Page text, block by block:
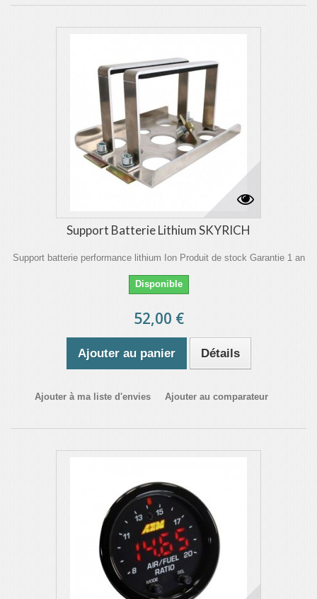
Support Batterie Lithium SKYRICH
Support batterie performance lithium Ion Produit de stock Garantie 1 an
Disponible
52,00 €
Ajouter au panier Détails
Ajouter à ma liste d'envies Ajouter au comparateur